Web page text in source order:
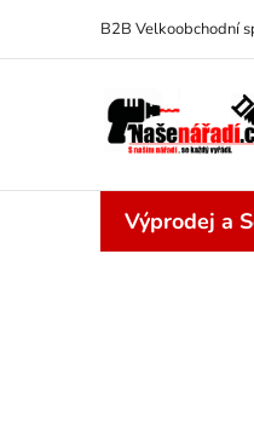
obsah
B2B Velkoobchodní
Výprodej a